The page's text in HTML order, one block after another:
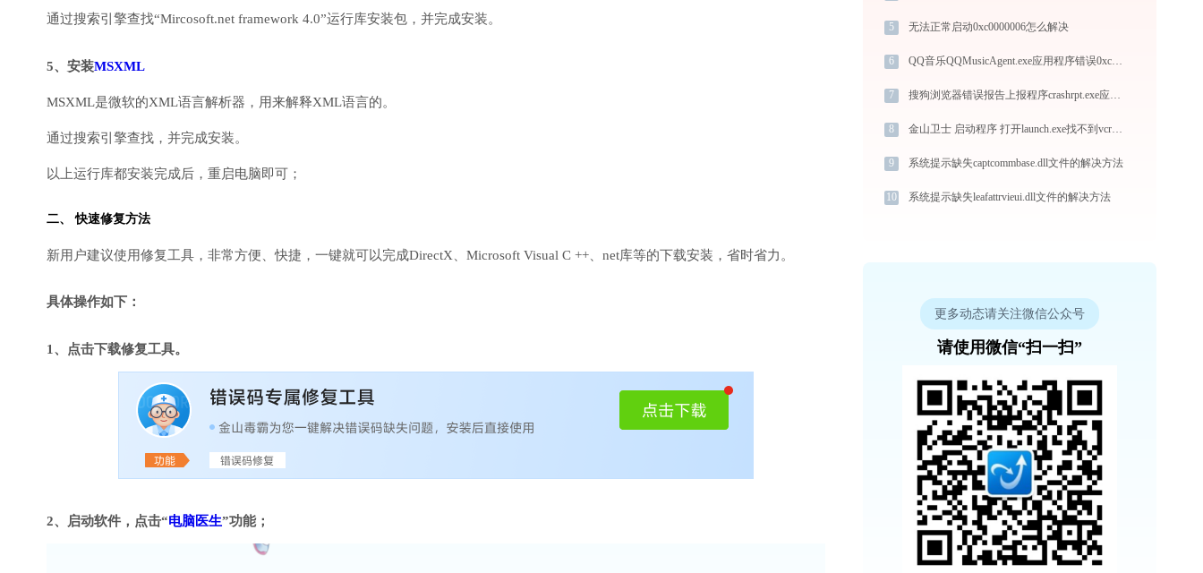
通过搜索引擎查找“Mircosoft.net framework 4.0”运行库安装包，并完成安装。
5、安装MSXML
MSXML是微软的XML语言解析器，用来解释XML语言的。
通过搜索引擎查找，并完成安装。
以上运行库都安装完成后，重启电脑即可；
二、 快速修复方法
新用户建议使用修复工具，非常方便、快捷，一键就可以完成DirectX、Microsoft Visual C ++、net库等的下载安装，省时省力。
具体操作如下：
1、点击下载修复工具。
2、启动软件，点击“电脑医生”功能；
5 无法正常启动0xc0000006怎么解决
6 QQ音乐QQMusicAgent.exe应用程序错误0xc0000005解决方法
7 搜狗浏览器错误报告上报程序crashrpt.exe应用程序错误0xc0000017解决方法
8 金山卫士 启动程序 打开launch.exe找不到vcruntime140.dll怎么办
9 系统提示缺失captcommbase.dll文件的解决方法
10 系统提示缺失leafattrvieui.dll文件的解决方法
更多动态请关注微信公众号
请使用微信“扫一扫”